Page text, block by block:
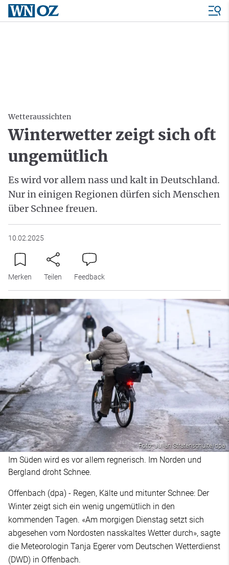
Wetteraussichten
Winterwetter zeigt sich oft
ungemütlich
Es wird vor allem nass und kalt in Deutschland.
Nur in einigen Regionen dürfen sich Menschen
über Schnee freuen.
10.02.2025
Merken Teilen Feedback
Foto: Julian Stratenschulte/dpa
Im Süden wird es vor allem regnerisch. Im Norden und
Bergland droht Schnee.
Offenbach (dpa) - Regen, Kälte und mitunter Schnee: Der
Winter zeigt sich ein wenig ungemütlich in den
kommenden Tagen. «Am morgigen Dienstag setzt sich
abgesehen vom Nordosten nasskaltes Wetter durch», sagte
die Meteorologin Tanja Egerer vom Deutschen Wetterdienst
(DWD) in Offenbach.